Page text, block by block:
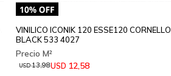
VINILICO ICONIK 120 ESSE120 CORNELLO
BLACK 533 4027
USD 12,58
USD13,98